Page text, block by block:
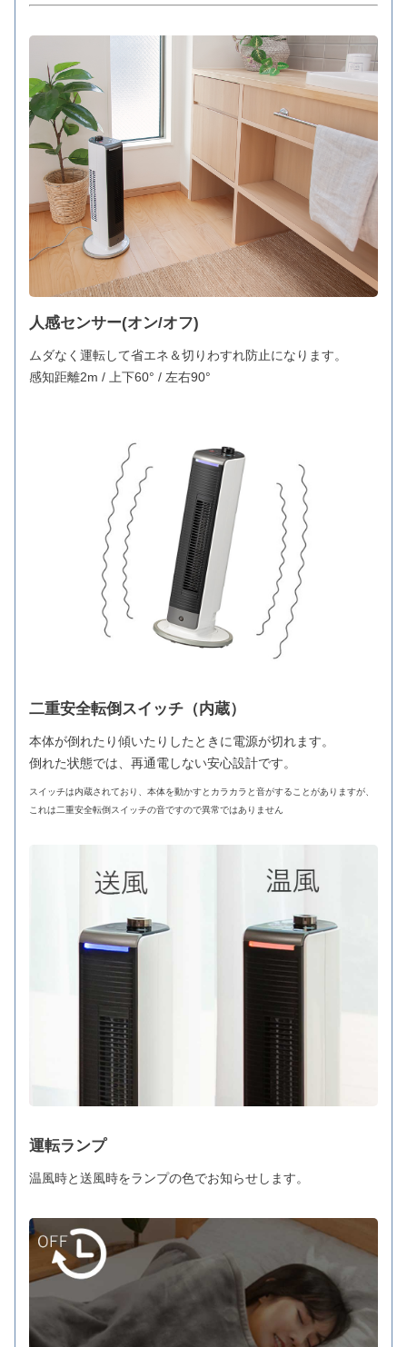
人感センサー(オン/オフ)
ムダなく運転して省エネ＆切りわすれ防止になります。
感知距離2m / 上下60° / 左右90°
二重安全転倒スイッチ（内蔵）
本体が倒れたり傾いたりしたときに電源が切れます。
倒れた状態では、再通電しない安心設計です。
スイッチは内蔵されており、本体を動かすとカラカラと音がすることがありますが、
これは二重安全転倒スイッチの音ですので異常ではありません
運転ランプ
温風時と送風時をランプの色でお知らせします。